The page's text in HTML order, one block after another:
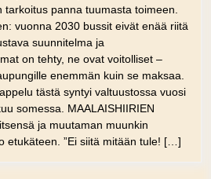
tarkoitus panna tuumasta toimeen.
vuonna 2030 bussit eivät enää riitä
suunnitelma ja
on tehty, ne ovat voitolliset –
enemmän kuin se maksaa.
tästä syntyi valtuustossa vuosi
somessa. MAALAISHIIRIEN
ja muutaman muunkin
etukäteen. ”Ei siitä mitään tule! […]